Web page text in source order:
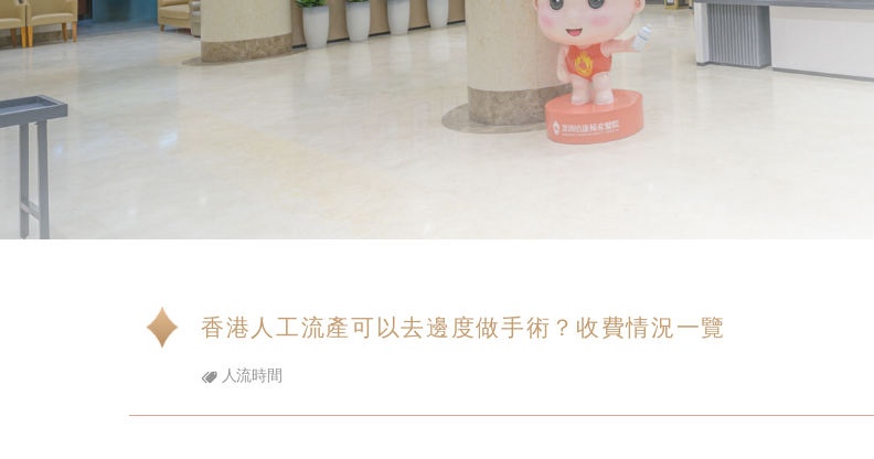
香港人工流產可以去邊度做手術？收費情況一覽
人流時間